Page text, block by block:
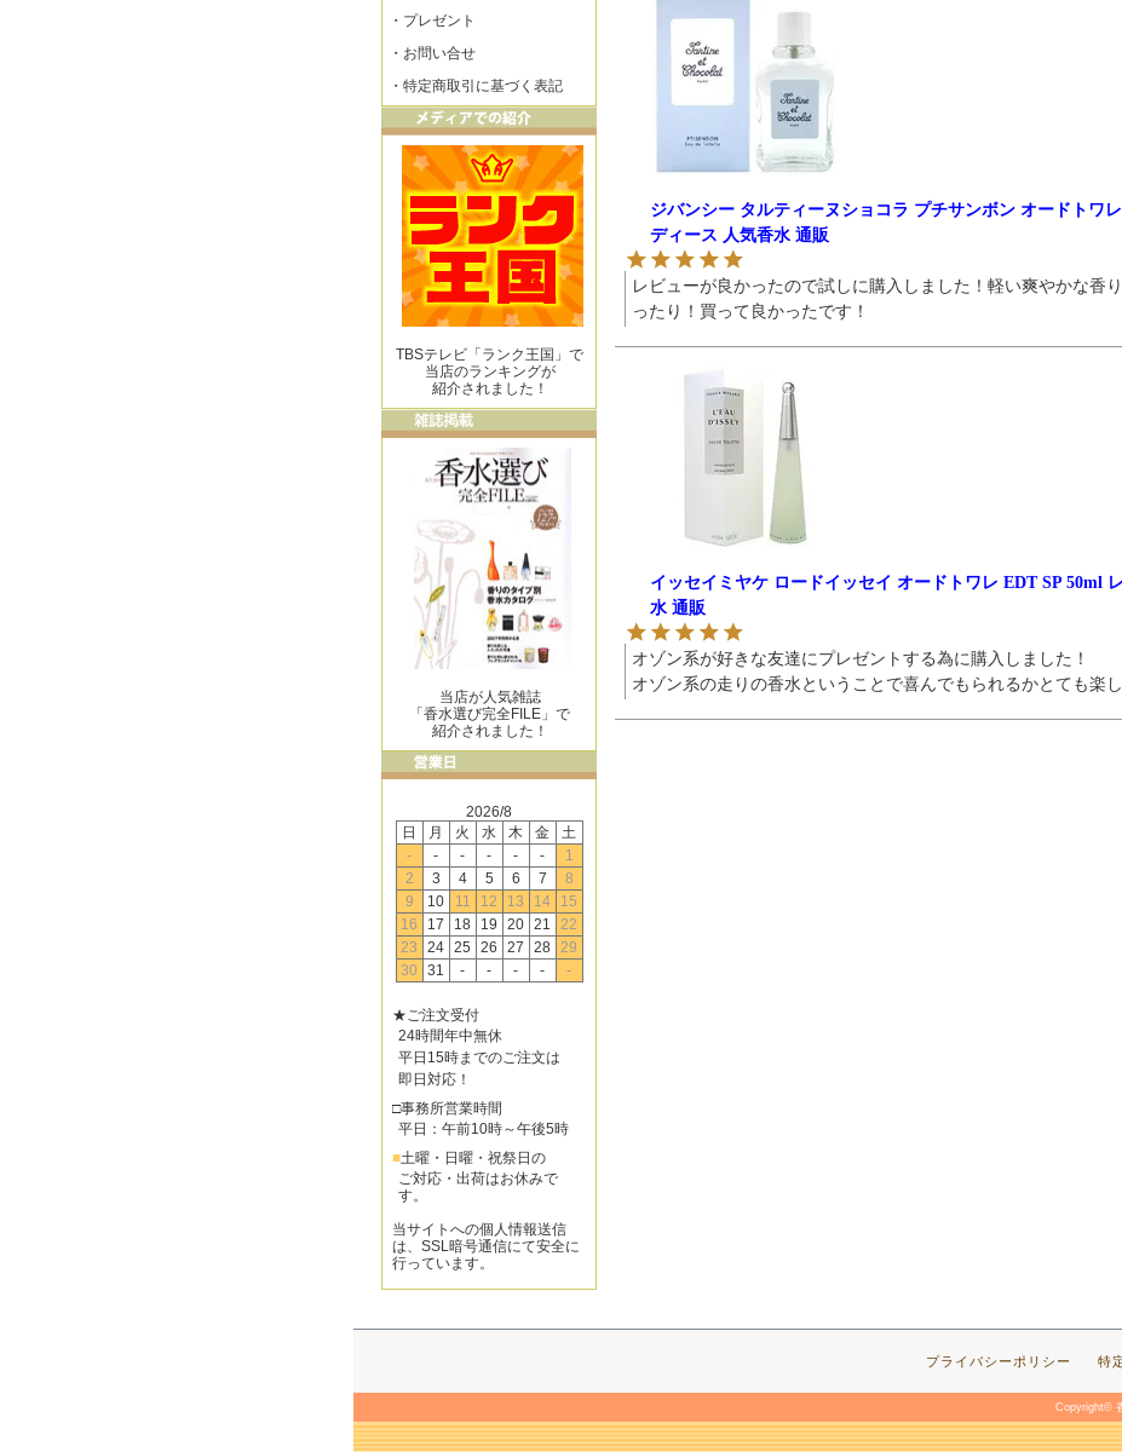
ジバンシー タルティーヌショコラ プチサンボン オードトワ
ディース 人気香水 通販
レビューが良かったので試しに購入しました！軽い爽やかな香
ったり！買って良かったです！
イッセイミヤケ ロードイッセイ オードトワレ EDT SP 50ml
水 通販
オゾン系が好きな友達にプレゼントする為に購入しました！
オゾン系の走りの香水ということで喜んでもられるかとても楽し
・ プレゼント
・ お問い合せ
・ 特定商取引に基づく表記
TBSテレビ「ランク王国」で
当店のランキングが
紹介されました！
当店が人気雑誌
「香水選び完全FILE」で
紹介されました！
2026/8
日
月 火 水 木 金
土
-
- - - - -
1
2
3 4 5 6 7
8
9
10 11 12 13 14
15
16
17 18 19 20 21
22
23
24 25 26 27 28 29
30
31 - - - - -
★ご注文受付
24時間年中無休
平日15時までのご注文は
即日対応！
□事務所営業時間
平日：午前10時～午後5時
■土曜・日曜・祝祭日の
ご対応・出荷はお休みで
す。
当サイトへの個人情報送信
は、SSL暗号通信にて安全に
行っています。
プライバシーポリシー 特
Copyright©